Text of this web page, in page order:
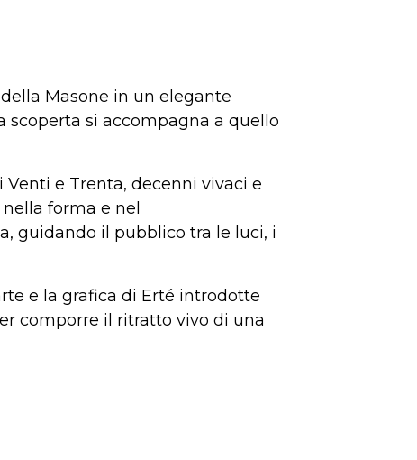
Masone in un elegante
scoperta si accompagna a quello
Venti e Trenta, decenni vivaci e
forma e nel
guidando il pubblico tra le luci, i
e la grafica di Erté introdotte
comporre il ritratto vivo di una